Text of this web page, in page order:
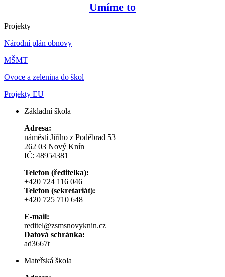
Umíme to
Projekty
Národní plán obnovy
MŠMT
Ovoce a zelenina do škol
Projekty EU
Základní škola
Adresa:
náměstí Jiřího z Poděbrad 53
262 03 Nový Knín
IČ: 48954381
Telefon (ředitelka):
+420 724 116 046
Telefon (sekretariát):
+420 725 710 648
E-mail:
reditel@zsmsnovyknin.cz
Datová schránka:
ad3667t
Mateřská škola